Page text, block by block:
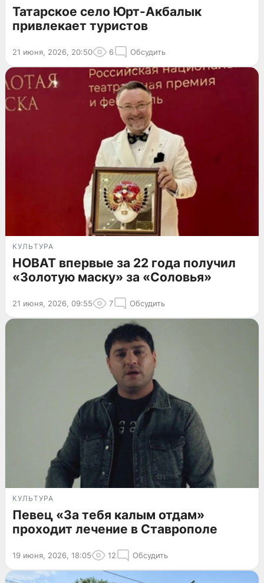
Татарское село Юрт-Акбалык
привлекает туристов
21 июня, 2026, 20:50 6 Обсудить
КУЛЬТУРА
НОВАТ впервые за 22 года получил
«Золотую маску» за «Соловья»
21 июня, 2026, 09:55 7 Обсудить
КУЛЬТУРА
Певец «За тебя калым отдам»
проходит лечение в Ставрополе
19 июня, 2026, 18:05 12 Обсудить